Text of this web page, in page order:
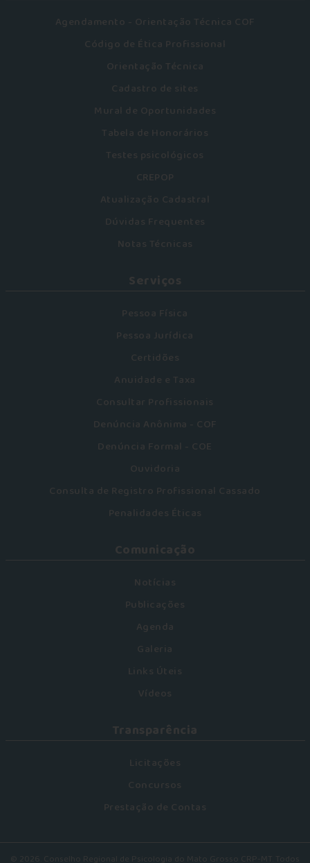
Agendamento - Orientação Técnica COF
Código de Ética Profissional
Orientação Técnica
Cadastro de sites
Mural de Oportunidades
Tabela de Honorários
Testes psicológicos
CREPOP
Atualização Cadastral
Dúvidas Frequentes
Notas Técnicas
Serviços
Pessoa Física
Pessoa Jurídica
Certidões
Anuidade e Taxa
Consultar Profissionais
Denúncia Anônima - COF
Denúncia Formal - COE
Ouvidoria
Consulta de Registro Profissional Cassado
Penalidades Éticas
Comunicação
Notícias
Publicações
Agenda
Galeria
Links Úteis
Vídeos
Transparência
Licitações
Concursos
Prestação de Contas
© 2026. Conselho Regional de Psicologia do Mato Grosso CRP-MT. Todos